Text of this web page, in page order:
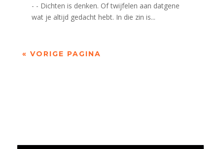
- - Dichten is denken. Of twijfelen aan datgene
wat je altijd gedacht hebt. In die zin is...
« VORIGE PAGINA